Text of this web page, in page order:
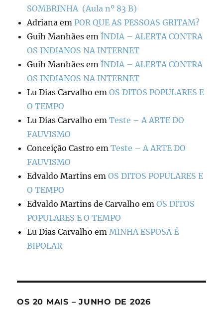
SOMBRINHA (Aula nº 83 B)
Adriana em POR QUE AS PESSOAS GRITAM?
Guih Manhães em ÍNDIA – ALERTA CONTRA
OS INDIANOS NA INTERNET
Guih Manhães em ÍNDIA – ALERTA CONTRA
OS INDIANOS NA INTERNET
Lu Dias Carvalho emOS DITOS POPULARES E
O TEMPO
Lu Dias Carvalho emTeste – A ARTE DO
FAUVISMO
Conceição Castro emTeste – A ARTE DO
FAUVISMO
Edvaldo Martins emOS DITOS POPULARES E
O TEMPO
Edvaldo Martins de Carvalho emOS DITOS
POPULARES E O TEMPO
Lu Dias Carvalho em MINHA ESPOSA É
BIPOLAR
OS 20 MAIS – JUNHO DE 2026